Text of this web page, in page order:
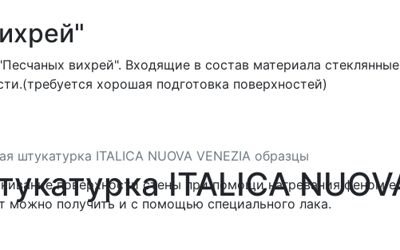
вихрей". Входящие в состав материала
хорошая подготовка поверхностей)
поверхности стены при помощи нагревания феном
можно получить и с помощью специального лака.
штукатурка ITALICA NUOVA VENEZIA образцы
ITALICA